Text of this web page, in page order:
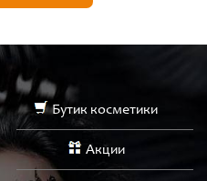
Бутик косметики
Акции